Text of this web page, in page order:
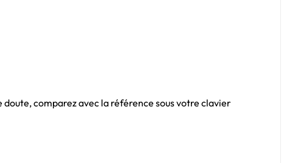
comparez avec la référence sous votre clavier